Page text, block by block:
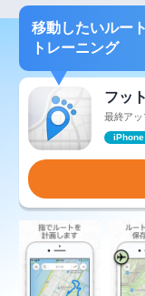
移動したいルー
トレーニング
フッ
最終アッ
iPhone